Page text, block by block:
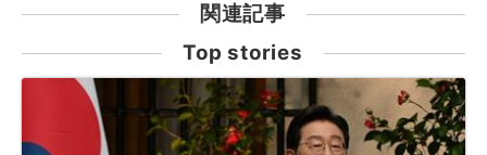
関連記事
Top stories